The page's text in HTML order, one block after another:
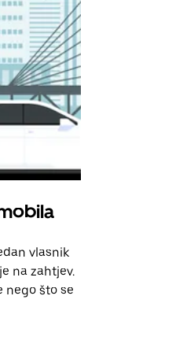
vlasnik
na zahtjev.
nego što se